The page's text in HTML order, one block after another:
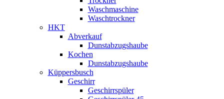
Waschmaschine
Waschtrockner
HKT
Abverkauf
Dunstabzugshaube
Kochen
Dunstabzugshaube
Küppersbusch
Geschirr
Geschirrspüler